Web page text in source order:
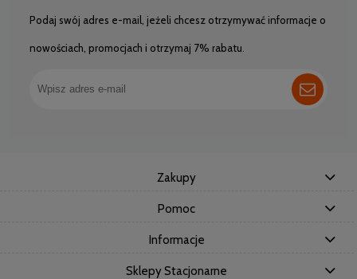
Podaj swój adres e-mail, jeżeli chcesz otrzymywać informacje o
nowościach, promocjach i otrzymaj 7% rabatu.
Zakupy
Pomoc
Informacje
Sklepy Stacjonarne